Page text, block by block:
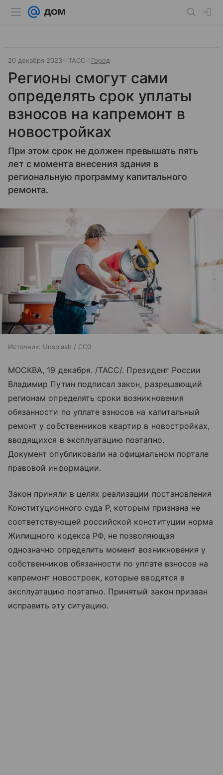
20 декабря 2023 ТАСС Город
Регионы смогут сами
определять срок уплаты
взносов на капремонт в
новостройках
При этом срок не должен превышать пять
лет с момента внесения здания в
региональную программу капитального
ремонта.
Источник: Unsplash / CC0
МОСКВА, 19 декабря. /ТАСС/. Президент России
Владимир Путин подписал закон, разрешающий
регионам определять сроки возникновения
обязанности по уплате взносов на капитальный
ремонт у собственников квартир в новостройках,
вводящихся в эксплуатацию поэтапно.
Документ опубликовали на официальном портале
правовой информации.
Закон приняли в целях реализации постановления
Конституционного суда Р, которым признана не
соответствующей российской конституции норма
Жилищного кодекса РФ, не позволяющая
однозначно определить момент возникновения у
собственников обязанности по уплате взносов на
капремонт новостроек, которые вводятся в
эксплуатацию поэтапно. Принятый закон призван
исправить эту ситуацию.